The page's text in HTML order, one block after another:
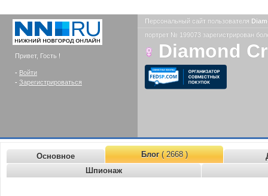
Привет, Гость !
- Войти
- Зарегистрироваться
Персональный сайт пользователя
портрет № 199073 зарегистрирован
Diamond
Основное Блог( 2668 )
Шпионаж